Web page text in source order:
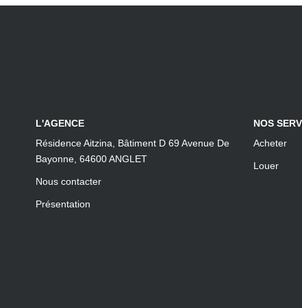
L'AGENCE
Résidence Aitzina, Bâtiment D 69 Avenue De
Bayonne, 64600 ANGLET
Nous contacter
Présentation
NOS
Acheter
Louer